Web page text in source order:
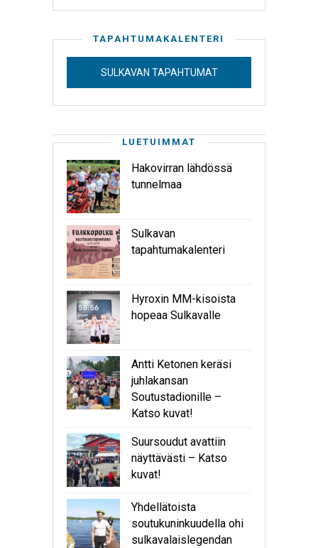
TAPAHTUMAKALENTERI
SULKAVAN TAPAHTUMAT
LUETUIMMAT
Hakovirran lähdössä
tunnelmaa
Sulkavan
tapahtumakalenteri
Hyroxin MM-kisoista
hopeaa Sulkavalle
Antti Ketonen keräsi
juhlakansan
Soutustadionille –
Katso kuvat!
Suursoudut avattiin
näyttävästi – Katso
kuvat!
Yhdellätoista
soutukuninkuudella ohi
sulkavalaislegendan